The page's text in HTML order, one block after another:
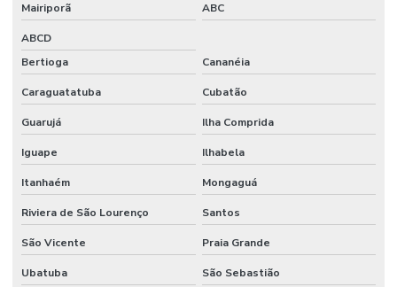
Mairiporã ABC
ABCD
Bertioga
Cananéia
Caraguatatuba Cubatão
Guarujá Ilha Comprida
Iguape Ilhabela
Itanhaém Mongaguá
Riviera de São Lourenço Santos
São Vicente Praia Grande
Ubatuba São Sebastião